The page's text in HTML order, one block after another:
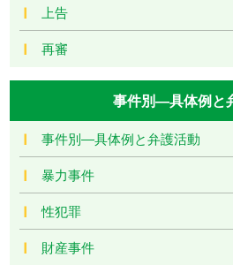
上告
再審
事件別―具体例と
事件別―具体例と弁護活動
暴力事件
性犯罪
財産事件